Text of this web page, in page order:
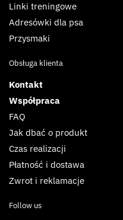
Linki treningowe
Adresówki dla psa
Przysmaki
Obsługa klienta
Kontakt
Współpraca
FAQ
Jak dbać o produkt
Czas realizacji
Płatność i dostawa
Zwrot i reklamacje
Follow us